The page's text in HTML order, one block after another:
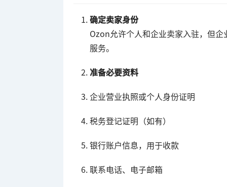
确定卖家身份
Ozon允许个人和企业卖家入驻，但
服务。
准备必要资料
企业营业执照或个人身份证明
税务登记证明（如有）
银行账户信息，用于收款
联系电话、电子邮箱